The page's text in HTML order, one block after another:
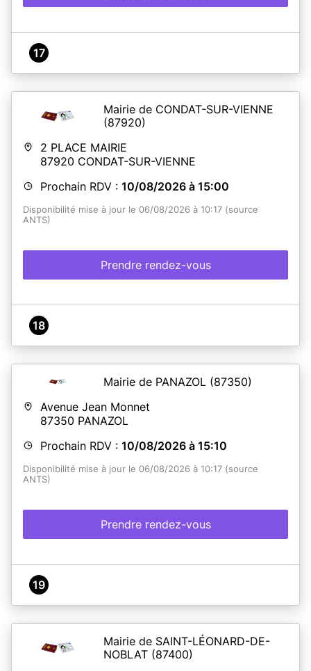
17
Mairie de CONDAT-SUR-VIENNE
(87920)
2 PLACE MAIRIE
87920 CONDAT-SUR-VIENNE
Prochain RDV : 10/08/2026 à 15:00
Disponibilité mise à jour le 06/08/2026 à 10:17 (source
ANTS)
Prendre rendez-vous
18
Mairie de PANAZOL (87350)
Avenue Jean Monnet
87350 PANAZOL
Prochain RDV : 10/08/2026 à 15:10
Disponibilité mise à jour le 06/08/2026 à 10:17 (source
ANTS)
Prendre rendez-vous
19
Mairie de SAINT-LÉONARD-DE-
NOBLAT (87400)